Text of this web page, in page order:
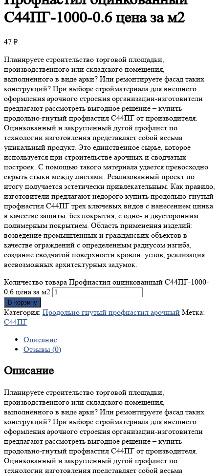
С44ПГ-1000-0.6 цена за м2
47 ₽
Планируете строительство торговой площадки,
производственного или складского помещения,
выполненного в виде арки? Или ремонтируете фасад таких
конструкций? При выборе стройматериала для внешнего
оформления арочного строения организации-изготовители
предлагают рассмотреть выгодное решение – купить
продольно-гнутый профнастил С44ПГ от производителя.
Оцинкованный и закругленный дугой профлист по
технологии изготовления представляет собой весьма
уникальный продукт. Это единственное сырье, которое
используется при строительстве арочных и сводчатых
построек. С помощью такого материала удается превосходно
скрыть стыки между листами. Реализованный проект по
итогу получается эстетически привлекательным. Как правило,
изготовители предлагают недорого купить продольно-гнутый
профнастил С44ПГ трех ключевых видов с нанесением цинка
в качестве защиты: без покрытия, с одно- и двусторонним
полимерным покрытием. Область применения изделий:
возведение промышленных и гражданских объектов в
качестве ограждений с определенным радиусом изгиба,
создание сводчатой поверхности кровли, углов, реализация
всевозможных архитектурных задумок.
Количество товара Профнастил оцинкованный С44ПГ-1000-
0.6 цена за м2
В корзину
Категория: Продольно гнутый профнастил арочный Метка:
С44ПГ
Описание
Отзывы (0)
Описание
Планируете строительство торговой площадки,
производственного или складского помещения,
выполненного в виде арки? Или ремонтируете фасад таких
конструкций? При выборе стройматериала для внешнего
оформления арочного строения организации-изготовители
предлагают рассмотреть выгодное решение – купить
продольно-гнутый профнастил С44ПГ от производителя.
Оцинкованный и закругленный дугой профлист по
технологии изготовления представляет собой весьма